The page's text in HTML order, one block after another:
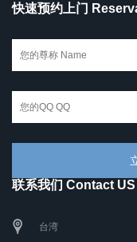
快速预约上门
联系我们 Contact US
台湾